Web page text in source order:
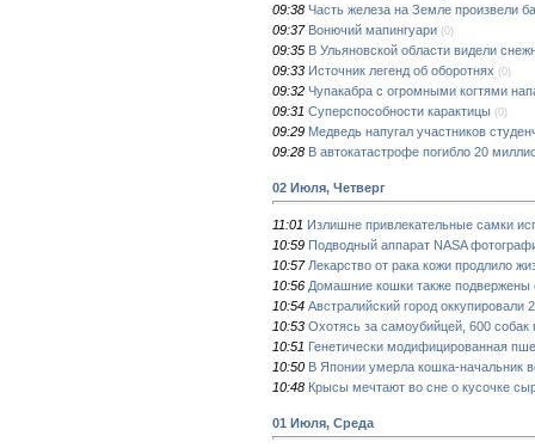
09:38 Часть железа на Земле произвели
09:37 Вонючий мапингуари (0)
09:35 В Ульяновской области видели
09:33 Источник легенд об оборотнях (0)
09:32 Чупакабра с огромными когтями
09:31 Суперспособности карактицы (0)
09:29 Медведь напугал участников
09:28 В автокатастрофе погибло 20
02 Июля, Четверг
11:01 Излишне привлекательные самки
10:59 Подводный аппарат NASA
10:57 Лекарство от рака кожи продлило
10:56 Домашние кошки также подвержены
10:54 Австралийский город оккупировали
10:53 Охотясь за самоубийцей, 600 собак
10:51 Генетически модифицированная
10:50 В Японии умерла кошка-начальник
10:48 Крысы мечтают во сне о кусочке
01 Июля, Среда